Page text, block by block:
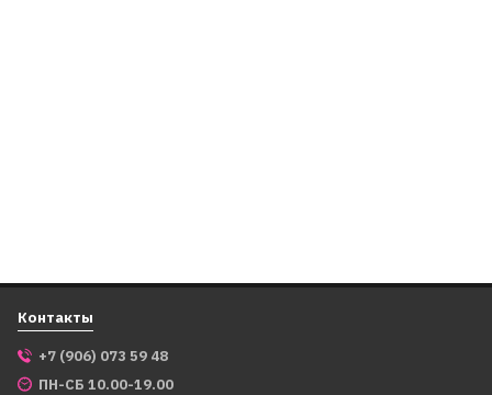
Контакты
+7 (906) 073 59 48
ПН-СБ 10.00-19.00